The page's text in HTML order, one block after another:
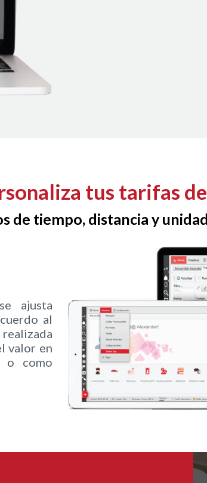
tus tarifas
de tiempo, distancia y
ajusta
al
valor en
o como